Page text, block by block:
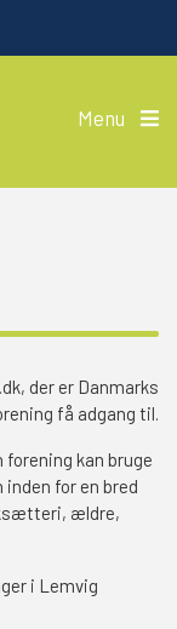
Menu
der er Danmarks
få adgang til.
kan bruge
for en bred
ældre,
i Lemvig